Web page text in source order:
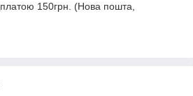
150грн. (Нова пошта,